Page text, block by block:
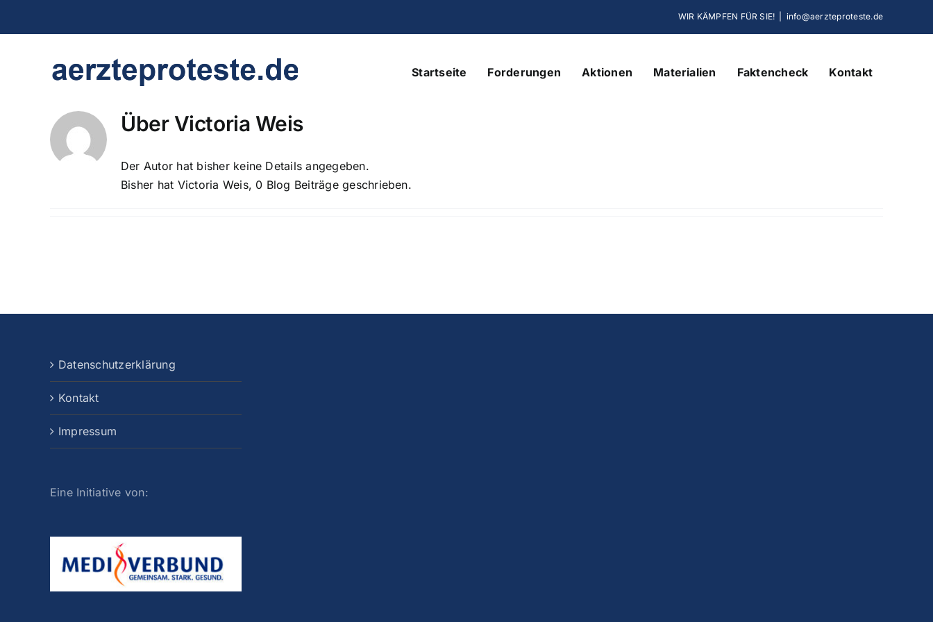
WIR KÄMPFEN FÜR SIE! info@aerzteproteste.de
Startseite Forderungen Aktionen Materialien Faktencheck Kontakt
Über Victoria Weis
Der Autor hat bisher keine Details angegeben.
Bisher hat Victoria Weis, 0 Blog Beiträge geschrieben.
Datenschutzerklärung
Kontakt
Impressum
Eine Initiative von: